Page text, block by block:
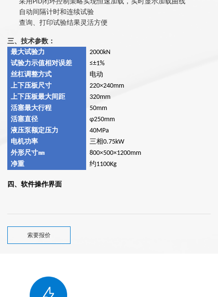
采用PID闭环控制策略实现恒速加载，实时显示加载曲线
自动间隔计时和连续试验
查询、打印试验结果灵活方便
三、技术参数：
最大试验力
2000kN
试验力示值相对误差
≤±1%
丝杠调整方式
电动
上下压板尺寸
220×240mm
上下压板最大间距
320mm
活塞最大行程
50mm
活塞直径
φ250mm
液压泵额定压力
40MPa
电机功率
三相0.75kW
外形尺寸㎜
800×500×1200mm
净重
约1100Kg
四、软件操作界面
索要报价